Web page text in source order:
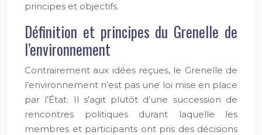
principes et objectifs.
Définition et principes du Grenelle de
l’environnement
Contrairement aux idées reçues, le Grenelle de
l’environnement n’est pas une loi mise en place
par l’État. Il s’agit plutôt d’une succession de
rencontres politiques durant laquelle les
membres et participants ont pris des décisions